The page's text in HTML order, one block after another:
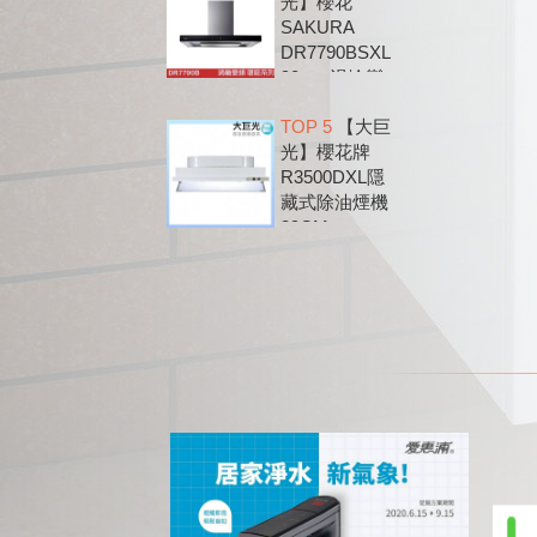
SAKURA
DR7790BSXL
90cm 渦輪變
除油煙機
DR7790B
TOP 5【大巨
光】櫻花牌
R3500DXL隱
藏式除油煙機
89CM